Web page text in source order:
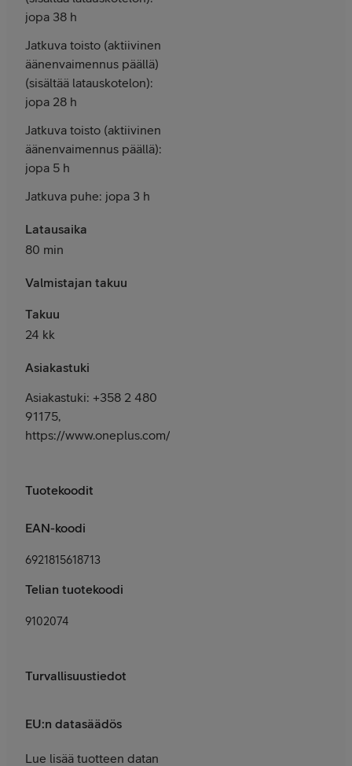
jopa 38 h
Jatkuva toisto (aktiivinen
äänenvaimennus päällä)
(sisältää latauskotelon):
jopa 28 h
Jatkuva toisto (aktiivinen
äänenvaimennus päällä):
jopa 5 h
Jatkuva puhe: jopa 3 h
Latausaika
80 min
Valmistajan takuu
Takuu
24 kk
Asiakastuki
Asiakastuki: +358 2 480
91175,
https://www.oneplus.com/fi/support
Tuotekoodit
EAN-koodi
6921815618713
Telian tuotekoodi
9102074
Turvallisuustiedot
EU:n datasäädös
Lue lisää tuotteen datan